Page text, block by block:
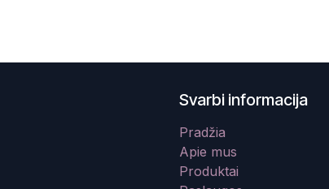
Svarbi informacija
Pradžia
Apie mus
Produktai